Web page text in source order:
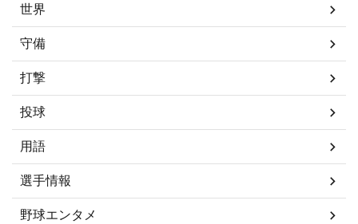
世界
守備
打撃
投球
用語
選手情報
野球エンタメ